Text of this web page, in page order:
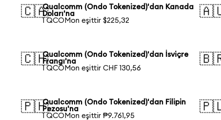
🇨🇦Qualcomm (Ondo Tokenized)'dan Kanada
Doları'na
1 QCOMon eşittir $225,32
🇨🇭Qualcomm (Ondo Tokenized)'dan İsviçre
Frangı'na
1 QCOMon eşittir CHF 130,56
🇵🇭Qualcomm (Ondo Tokenized)'dan Filipin
Pezosu'na
1 QCOMon eşittir ₱9.761,95